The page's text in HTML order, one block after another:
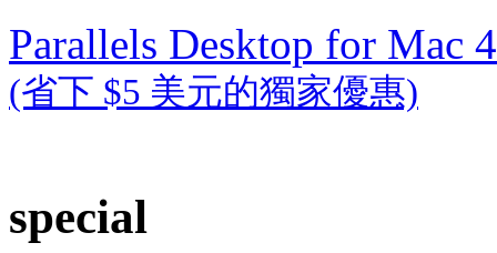
Parallels Desktop for Mac
(省下 $5 美元的獨家優惠)
special